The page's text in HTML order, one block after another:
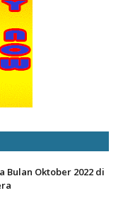
Bulan Oktober 2022 di